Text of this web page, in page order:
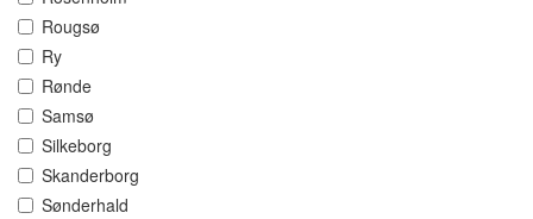
Rougsø
Ry
Rønde
Samsø
Silkeborg
Skanderborg
Sønderhald